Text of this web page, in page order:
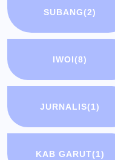
SUBANG(2)
IWOI(8)
JURNALIS(1)
KAB GARUT(1)